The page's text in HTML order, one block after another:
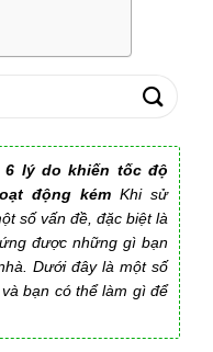
6 lý do khiến tốc độ
động kém Khi sử
số vấn đề, đặc biệt là
được những gì bạn
Dưới đây là một số
bạn có thể làm gì để